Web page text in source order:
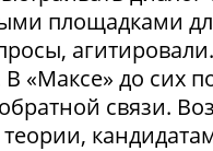
площадками
«Максе» до сих
связи.